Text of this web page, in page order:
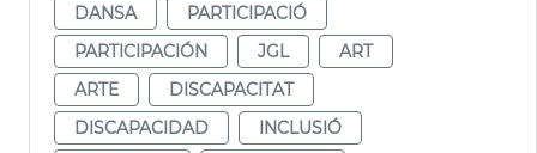
DANSA
PARTICIPACIÓ
PARTICIPACIÓN
JGL
ART
ARTE
DISCAPACITAT
DISCAPACIDAD
INCLUSIÓ